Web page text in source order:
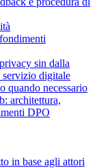
sin dalla
servizio digitale
quando necessario
architettura,
DPO
in base agli attori